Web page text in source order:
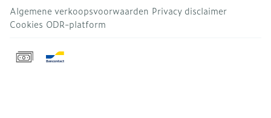
Algemene verkoopsvoorwaarden Privacy disclaimer
Cookies ODR-platform